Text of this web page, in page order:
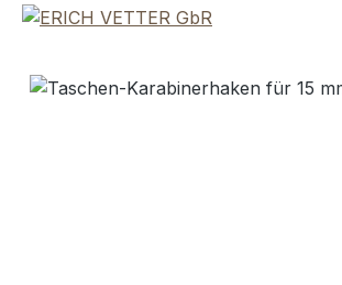
Skip image gallery